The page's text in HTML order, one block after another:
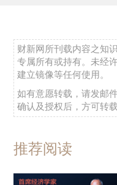
财新网所刊载内容之知
专属所有或持有。未经
建立镜像等任何使用。
如有意愿转载，请发邮
确认及授权后，方可转载
推荐阅读